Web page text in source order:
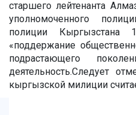
старшего лейтенанта
уполномоченного
полиции
«поддержание
подрастающего
деятельность.Следует
кыргызской милиции